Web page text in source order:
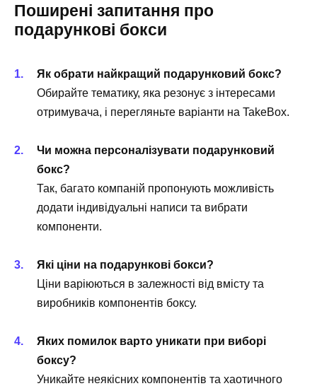
Поширені запитання про
подарункові бокси
Як обрати найкращий подарунковий бокс?
Обирайте тематику, яка резонує з інтересами
отримувача, і перегляньте варіанти на TakeBox.
Чи можна персоналізувати подарунковий
бокс?
Так, багато компаній пропонують можливість
додати індивідуальні написи та вибрати
компоненти.
Які ціни на подарункові бокси?
Ціни варіюються в залежності від вмісту та
виробників компонентів боксу.
Яких помилок варто уникати при виборі
боксу?
Уникайте неякісних компонентів та хаотичного